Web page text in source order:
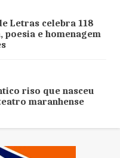
Letras celebra 118
poesia e homenagem
riso que nasceu
maranhense